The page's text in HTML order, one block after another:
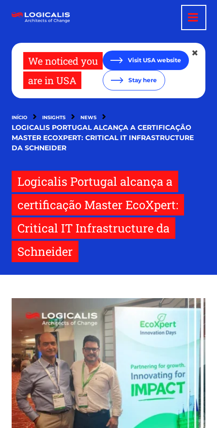
para
We noticed you
are in USA
Visit USA website
Stay here
INÍCIO INSIGHTS NEWS
LOGICALIS PORTUGAL ALCANÇA A CERTIFICAÇÃO
MASTER ECOXPERT: CRITICAL IT INFRASTRUCTURE
DA SCHNEIDER
Logicalis Portugal alcança a
certificação Master EcoXpert:
Critical IT Infrastructure da
Schneider